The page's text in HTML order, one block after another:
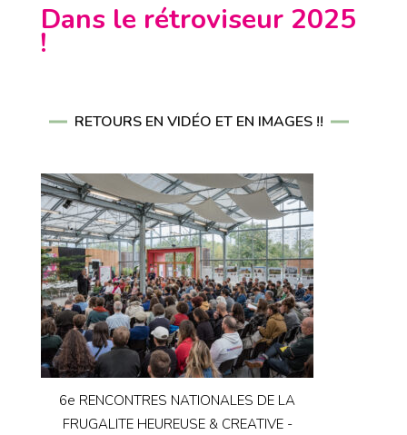
Dans le rétroviseur 2025
!
RETOURS EN VIDÉO ET EN IMAGES !!
6e RENCONTRES NATIONALES DE LA
FRUGALITE HEUREUSE & CREATIVE -